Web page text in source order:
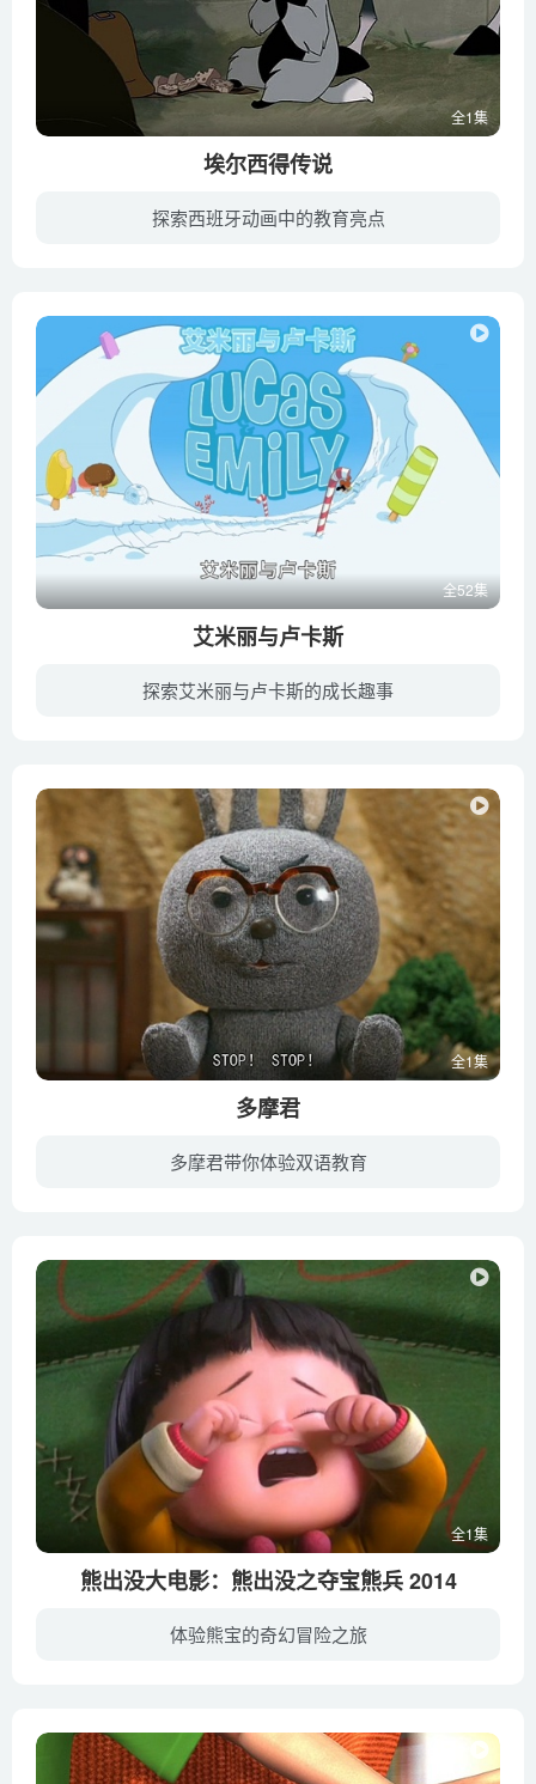
全1集
埃尔西得传说
探索西班牙动画中的教育亮点
全52集
艾米丽与卢卡斯
探索艾米丽与卢卡斯的成长趣事
全1集
多摩君
多摩君带你体验双语教育
全1集
熊出没大电影：熊出没之夺宝熊兵 2014
体验熊宝的奇幻冒险之旅